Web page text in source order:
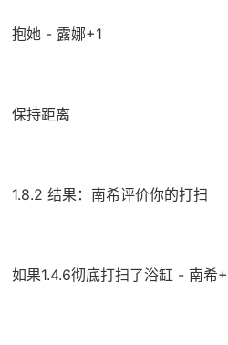
抱她 - 露娜+1
保持距离
1.8.2 结果：南希评价你的打扫
如果1.4.6彻底打扫了浴缸 - 南希